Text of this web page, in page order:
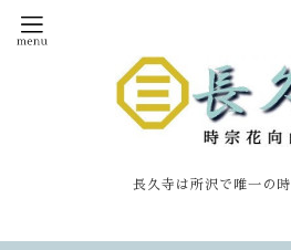
長久寺は所沢で唯一の